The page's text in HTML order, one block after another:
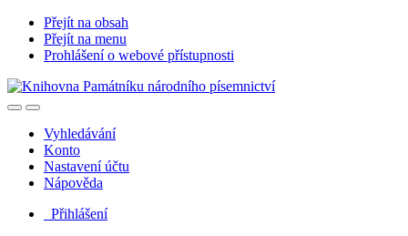
Přejít na obsah
Přejít na menu
Prohlášení o webové přístupnosti
Vyhledávání
Konto
Nastavení účtu
Nápověda
Přihlášení